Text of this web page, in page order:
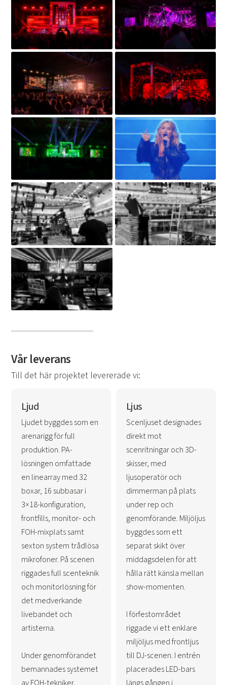
Vår leverans
Till det här projektet levererade vi:
Ljud
Ljudet byggdes som en
arenarigg för full
produktion. PA-
lösningen omfattade
en linearray med 32
boxar, 16 subbasar i
3×18-konfiguration,
frontfills, monitor- och
FOH-mixplats samt
sexton system trådlösa
mikrofoner. På scenen
riggades full scenteknik
och monitorlösning för
det medverkande
livebandet och
artisterna.
Under genomförandet
bemannades systemet
Ljus
Scenljuset designades
direkt mot
scenritningar och 3D-
skisser, med
ljusoperatör och
dimmerman på plats
under rep och
genomförande. Miljöljus
byggdes som ett
separat skikt över
middagsdelen för att
hålla rätt känsla mellan
show-momenten.
I förfestområdet
riggade vi ett enklare
miljöljus med frontljus
till DJ-scenen. I entrén
placerades LED-bars